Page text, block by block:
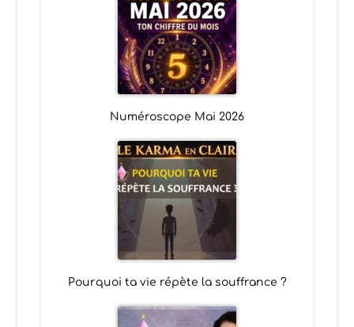
Numéroscope Mai 2026
Pourquoi ta vie répète la souffrance ?